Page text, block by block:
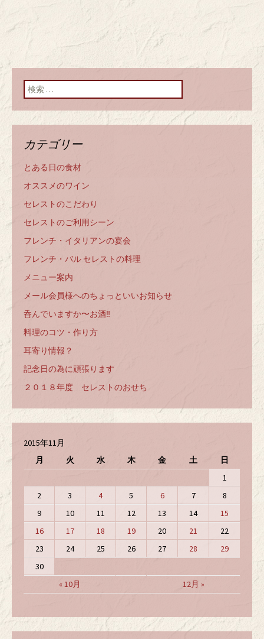
検索:
カテゴリー
とある日の食材
オススメのワイン
セレストのこだわり
セレストのご利用シーン
フレンチ・イタリアンの宴会
フレンチ・バル セレストの料理
メニュー案内
メール会員様へのちょっといいお知らせ
呑んでいますか〜お酒‼️
料理のコツ・作り方
耳寄り情報？
記念日の為に頑張ります
２０１８年度 セレストのおせち
2015年11月
月
火 水 木 金 土 日
« 10月 12月 »
1
2
3 4 5 6 7
8
9
10 11 12 13 14
15
16
17 18 19 20 21
22
23
24 25 26 27 28
29
30